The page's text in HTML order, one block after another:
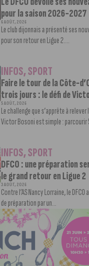
pour la saison 2026-2027
6 AOÛT, 2026
Le club dijonnais a présenté ses
pour son retour en Ligue 2....
INFOS,SPORT
Faire le tour de la Côte-
trois jours : le défi de
5 AOÛT, 2026
Le challenge que s’apprête à
Victor Bosoni est simple : parcourir
INFOS,SPORT
DFCO : une préparation
le grand retour en Ligue 2
3 AOÛT, 2026
Contre l’AS Nancy Lorraine, le DFCO
de préparation par un...